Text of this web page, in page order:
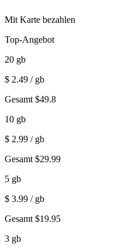
Mit Karte bezahlen
Top-Angebot
20 gb
$ 2.49 / gb
Gesamt $49.8
10 gb
$ 2.99 / gb
Gesamt $29.99
5 gb
$ 3.99 / gb
Gesamt $19.95
3 gb